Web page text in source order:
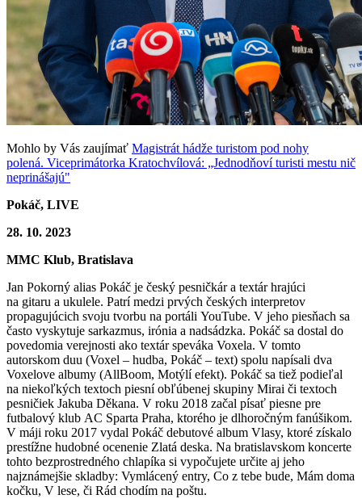
Mohlo by Vás zaujímať Magistrát hádže turistom pod nohy
polená. Viceprimátorka Kratochvílová: „Jednodňoví turisti mestu nič
neprinášajú"
Pokáč, LIVE
28. 10. 2023
MMC Klub, Bratislava
Jan Pokorný alias Pokáč je český pesničkár a textár hrajúci
na gitaru a ukulele. Patrí medzi prvých českých interpretov
propagujúcich svoju tvorbu na portáli YouTube. V jeho piesňach sa
často vyskytuje sarkazmus, irónia a nadsádzka. Pokáč sa dostal do
povedomia verejnosti ako textár speváka Voxela. V tomto
autorskom duu (Voxel – hudba, Pokáč – text) spolu napísali dva
Voxelove albumy (AllBoom, Motýlí efekt). Pokáč sa tiež podieľal
na niekoľkých textoch piesní obľúbenej skupiny Mirai či textoch
pesničiek Jakuba Děkana. V roku 2018 začal písať piesne pre
futbalový klub AC Sparta Praha, ktorého je dlhoročným fanúšikom.
V máji roku 2017 vydal Pokáč debutové album Vlasy, ktoré získalo
prestížne hudobné ocenenie Zlatá deska. Na bratislavskom koncerte
tohto bezprostredného chlapíka si vypočujete určite aj jeho
najznámejšie skladby: Vymlácený entry, Co z tebe bude, Mám doma
kočku, V lese, či Rád chodím na poštu.